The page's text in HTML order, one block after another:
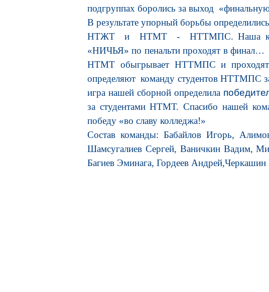
подгруппах боролись за выход
В результате упорный борьбы
НТЖТ и НТМТ - НТТМПС. Наша
«НИЧЬЯ» по пенальти проходят в финал…
НТМТ обыгрывает НТТМПС и
определяют команду студентов НТТМПС
игра нашей сборной определила
за студентами НТМТ. Спасибо нашей
победу «во славу колледжа!»
Состав команды: Бабайлов Игорь,
Шамсугалиев Сергей, Ваничкин Вадим,
Багиев Эминага, Гордеев Андрей,Черкашин